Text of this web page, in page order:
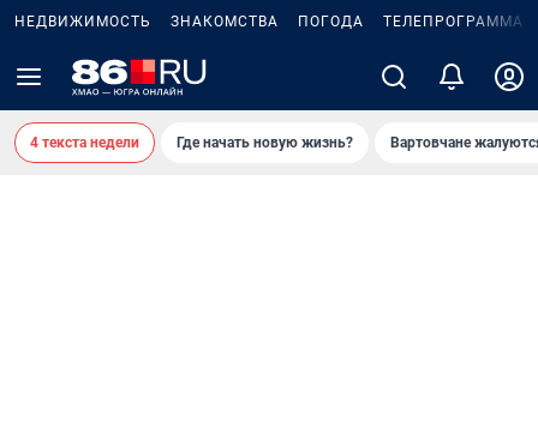
НЕДВИЖИМОСТЬ ЗНАКОМСТВА ПОГОДА ТЕЛЕПРОГРАММА
4 текста недели Где начать новую жизнь? Вартовчане